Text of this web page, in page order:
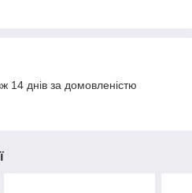
14 днів за домовленістю